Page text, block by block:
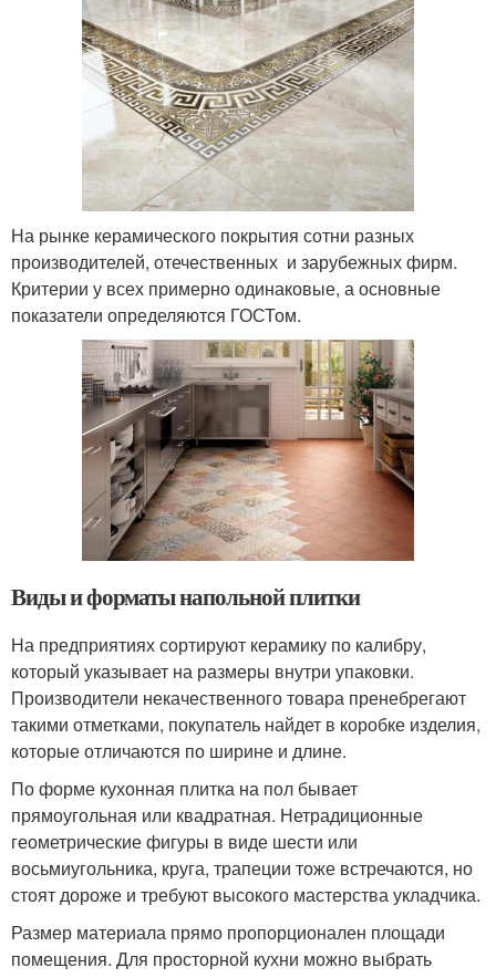
На рынке керамического покрытия сотни разных
производителей, отечественных и зарубежных фирм.
Критерии у всех примерно одинаковые, а основные
показатели определяются ГОСТом.
Виды и форматы напольной плитки
На предприятиях сортируют керамику по калибру,
который указывает на размеры внутри упаковки.
Производители некачественного товара пренебрегают
такими отметками, покупатель найдет в коробке изделия,
которые отличаются по ширине и длине.
По форме кухонная плитка на пол бывает
прямоугольная или квадратная. Нетрадиционные
геометрические фигуры в виде шести или
восьмиугольника, круга, трапеции тоже встречаются, но
стоят дороже и требуют высокого мастерства укладчика.
Размер материала прямо пропорционален площади
помещения. Для просторной кухни можно выбрать